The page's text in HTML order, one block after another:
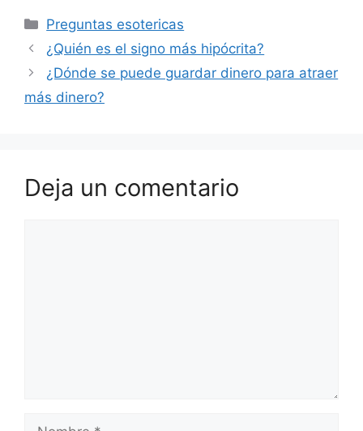
Categorías
Preguntas esotericas
¿Quién es el signo más hipócrita?
¿Dónde se puede guardar dinero para atraer
más dinero?
Deja un comentario